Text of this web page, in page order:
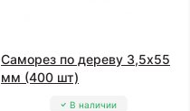
Саморез по дереву 3,5x55
мм (400 шт)
В наличии